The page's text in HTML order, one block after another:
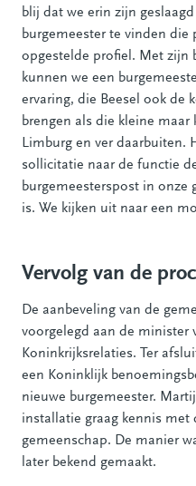
blij dat we erin zijn
burgemeester te vinden die
opgestelde profiel. Met zijn
kunnen we een
ervaring, die Beesel ook de
brengen als die kleine
Limburg en ver daarbuiten.
sollicitatie naar de functie
burgemeesterspost in onze
is. We kijken uit naar een
Vervolg van de
De aanbeveling van de
voorgelegd aan de minister
Koninkrijksrelaties. Ter
een Koninklijk
nieuwe burgemeester.
installatie graag kennis met
gemeenschap. De manier
later bekend gemaakt.